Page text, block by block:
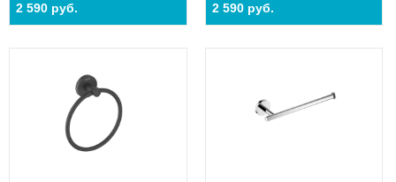
2 590 руб. 2 590 руб.